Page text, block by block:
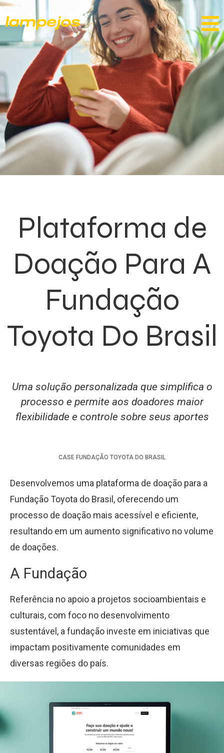
Plataforma de
Doação Para A
Fundação
Toyota Do Brasil
Uma solução personalizada que simplifica o
processo e permite aos doadores maior
flexibilidade e controle sobre seus aportes
CASE FUNDAÇÃO TOYOTA DO BRASIL
Desenvolvemos uma plataforma de doação para a
Fundação Toyota do Brasil, oferecendo um
processo de doação mais acessível e eficiente,
resultando em um aumento significativo no volume
de doações.
A Fundação
Referência no apoio a projetos socioambientais e
culturais, com foco no desenvolvimento
sustentável, a fundação investe em iniciativas que
impactam positivamente comunidades em
diversas regiões do país.